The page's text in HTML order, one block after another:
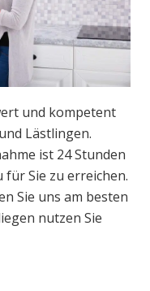
und kompetent
Lästlingen.
uns am besten
nutzen Sie